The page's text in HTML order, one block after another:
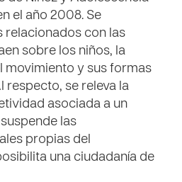
el año 2008. Se
relacionados con las
sobre los niños, la
movimiento y sus formas
respecto, se releva la
asociada a un
las
propias del
una ciudadanía de